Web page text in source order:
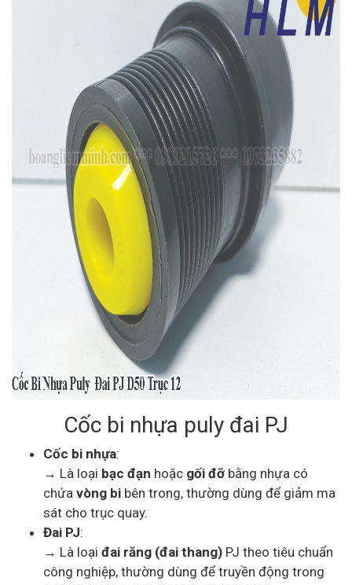
Cốc bi nhựa puly đai PJ
Cốc bi nhựa:
→ Là loại bạc đạn hoặc gối đỡ bằng nhựa có
chứa vòng bi bên trong, thường dùng để giảm ma
sát cho trục quay.
Đai PJ:
→ Là loại đai răng (đai thang) PJ theo tiêu chuẩn
công nghiệp, thường dùng để truyền động trong